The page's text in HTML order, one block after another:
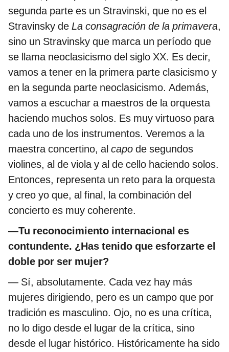
segunda parte es un Stravinski, que no es el
Stravinsky de La consagración de la primavera,
sino un Stravinsky que marca un período que
se llama neoclasicismo del siglo XX. Es decir,
vamos a tener en la primera parte clasicismo y
en la segunda parte neoclasicismo. Además,
vamos a escuchar a maestros de la orquesta
haciendo muchos solos. Es muy virtuoso para
cada uno de los instrumentos. Veremos a la
maestra concertino, al capo de segundos
violines, al de viola y al de cello haciendo solos.
Entonces, representa un reto para la orquesta
y creo yo que, al final, la combinación del
concierto es muy coherente.
—Tu reconocimiento internacional es
contundente. ¿Has tenido que esforzarte el
doble por ser mujer?
— Sí, absolutamente. Cada vez hay más
mujeres dirigiendo, pero es un campo que por
tradición es masculino. Ojo, no es una crítica,
no lo digo desde el lugar de la crítica, sino
desde el lugar histórico. Históricamente ha sido